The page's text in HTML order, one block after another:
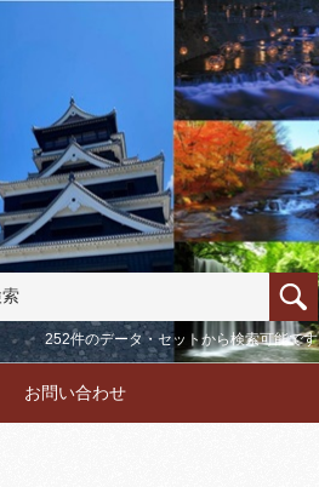
252件のデータ・セットから検索可能です
お問い合わせ